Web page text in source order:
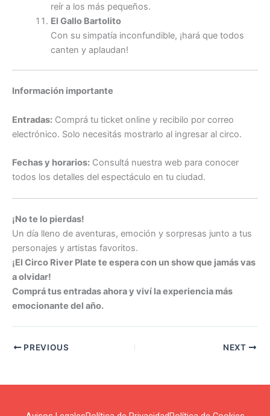
reír a los más pequeños.
El Gallo Bartolito
Con su simpatía inconfundible, ¡hará que todos
canten y aplaudan!
Información importante
Entradas: Comprá tu ticket online y recibilo por correo
electrónico. Solo necesitás mostrarlo al ingresar al circo.
Fechas y horarios: Consultá nuestra web para conocer
todos los detalles del espectáculo en tu ciudad.
¡No te lo pierdas!
Un día lleno de aventuras, emoción y sorpresas junto a tus
personajes y artistas favoritos.
¡El Circo River Plate te espera con un show que jamás vas
a olvidar!
Comprá tus entradas ahora y viví la experiencia más
emocionante del año.
PREVIOUS NEXT